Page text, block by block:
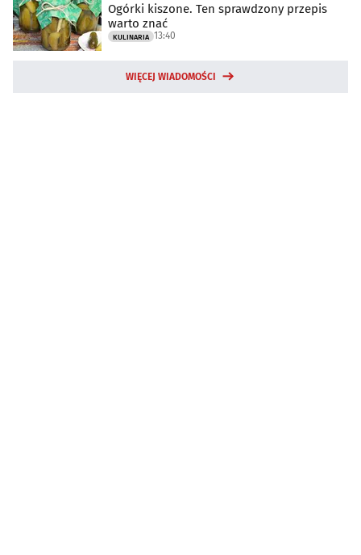
Ogórki kiszone. Ten sprawdzony przepis
warto znać
KULINARIA 13:40
WIĘCEJ WIADOMOŚCI